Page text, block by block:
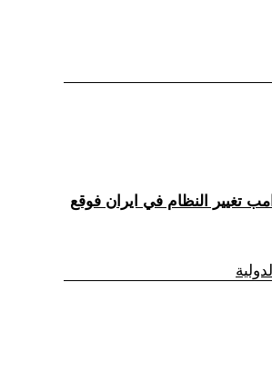
تغيير النظام في ايران فوقع